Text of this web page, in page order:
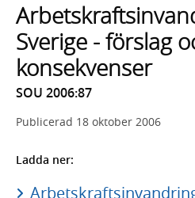
med
sökförslag
Sverige - förslag
konsekvenser
SOU 2006:87
Publicerad 18 oktober 2006
Ladda ner: